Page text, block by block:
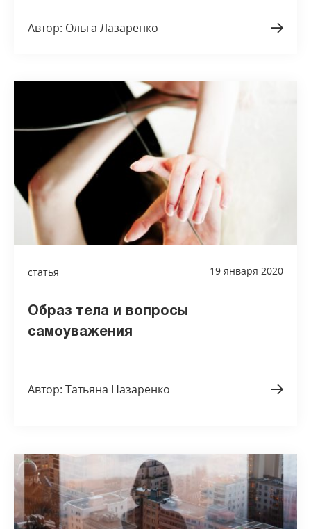
Автор: Ольга Лазаренко
статья 19 января 2020
Образ тела и вопросы
самоуважения
Автор: Татьяна Назаренко